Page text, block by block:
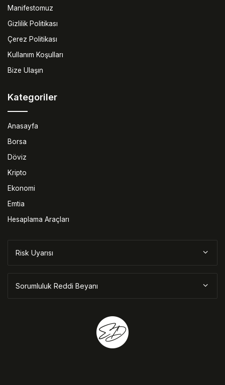
Manifestomuz
Gizlilik Politikası
Çerez Politikası
Kullanım Koşulları
Bize Ulaşın
Kategoriler
Anasayfa
Borsa
Döviz
Kripto
Ekonomi
Emtia
Hesaplama Araçları
Risk Uyarısı
Sorumluluk Reddi Beyanı